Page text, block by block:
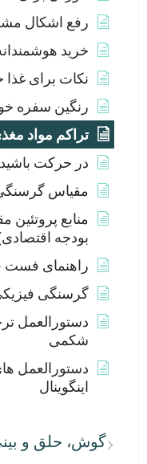
رفع اشکال
خرید
نکات برای
رنگین سفره
تراکم مواد
در حرکت
مقیاس
منابع پروتئین
بودجه
راهنمای فست
گرسنگی
دستورالعمل
شکمی
دستورالعمل
اینگوینال
گوش، حلق و